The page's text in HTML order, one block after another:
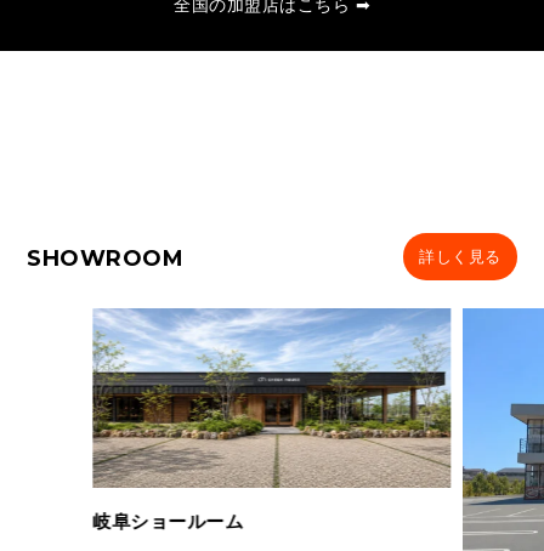
全国の加盟店はこちら ➡
SHOWROOM 詳しく見る
岐阜ショールーム